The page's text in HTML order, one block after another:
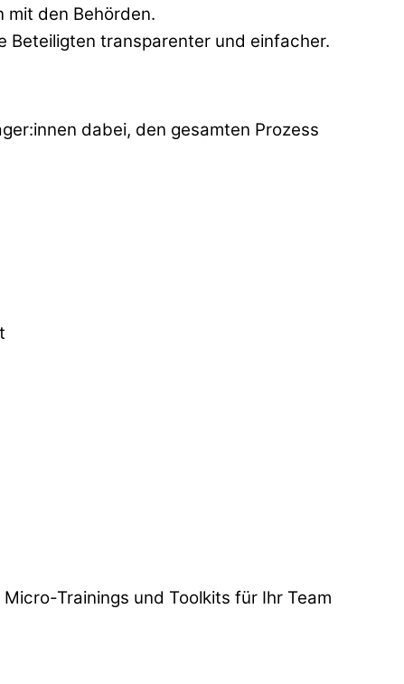
mit den Behörden.
Beteiligten transparenter und einfacher.
dabei, den gesamten Prozess
Trainings und Toolkits für Ihr Team